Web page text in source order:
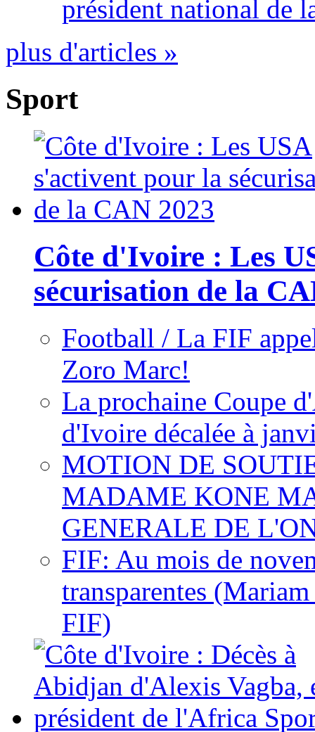
président national de
plus d'articles »
Sport
Côte d'Ivoire : Les
sécurisation de la
Football / La FIF
Zoro Marc!
La prochaine Coupe
d'Ivoire décalée à
MOTION DE
MADAME KONE
GENERALE DE
FIF: Au mois de
transparentes
FIF)